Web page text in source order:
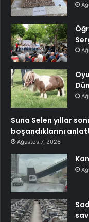
Suna Selen yıllar
boşandıklarını
Ağustos 7, 2026